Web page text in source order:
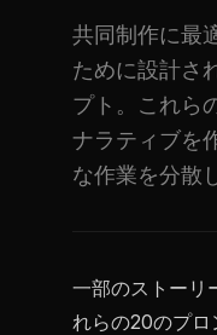
共同制作に最
ために設計さ
プト。これら
ナラティブを
な作業を分散
一部のストーリ
れらの20のプロ